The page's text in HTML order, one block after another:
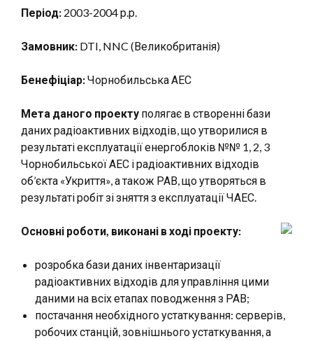
Період: 2003-2004 р.р.
Замовник: DTI, NNC (Великобританія)
Бенефіціар:Чорнобильська АЕС
Мета даного проекту полягає в створенні бази
даних радіоактивних відходів, що утворилися в
результаті експлуатації енергоблоків №№ 1, 2, 3
Чорнобильської АЕС і радіоактивних відходів
об’єкта «Укриття», а також РАВ, що утворяться в
результаті робіт зі зняття з експлуатації ЧАЕС.
Основні роботи, виконані в ході проекту:
розробка бази даних інвентаризації
радіоактивних відходів для управління цими
даними на всіх етапах поводження з РАВ;
постачання необхідного устаткування: серверів,
робочих станцій, зовнішнього устаткування, а